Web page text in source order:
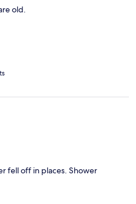
old.
fell off in places. Shower